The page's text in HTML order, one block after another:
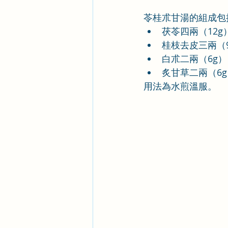
苓桂朮甘湯的組成包
茯苓四兩（12g）
桂枝去皮三兩（
白朮二兩（6g）
炙甘草二兩（6g
用法為水煎溫服。